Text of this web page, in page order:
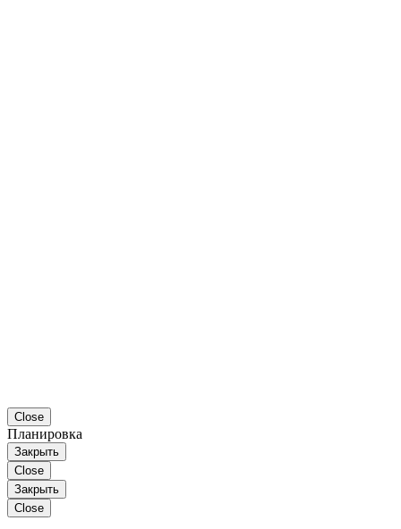
Close
Планировка
Закрыть
Close
Закрыть
Close